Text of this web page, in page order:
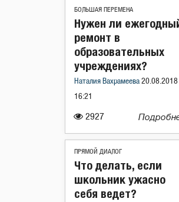
БОЛЬШАЯ ПЕРЕМЕНА
2927
Нужен ли
ремонт в
образовательных
учреждениях?
Наталия Вахрамеева 20.08.2018
16:21
ПРЯМОЙ ДИАЛОГ
Что делать, если
школьник ужасно
себя ведет?